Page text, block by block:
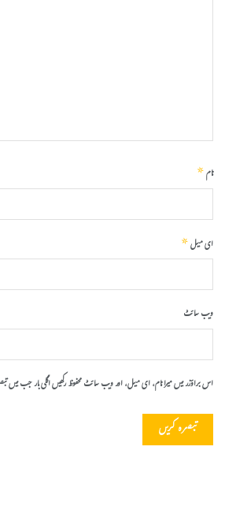
نام*
ای میل*
ویب‌ سائٹ
اس براؤزر میں میرا نام، ای میل، اور ویب سائٹ محفوظ رکھیں اگلی بار جب میں